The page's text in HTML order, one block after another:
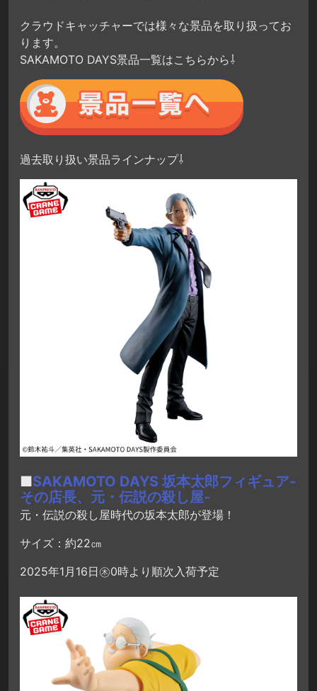
クラウドキャッチャーでは様々な景品を取り扱ってお
ります。
SAKAMOTO DAYS景品一覧はこちらから⇩
過去取り扱い景品ラインナップ⇩
■SAKAMOTO DAYS 坂本太郎フィギュア-
その店長、元・伝説の殺し屋-
元・伝説の殺し屋時代の坂本太郎が登場！
サイズ：約22㎝
2025年1月16日㊍0時より順次入荷予定